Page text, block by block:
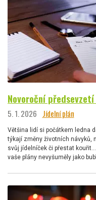
Novoroční
5. 1. 2026 Jídelní plán
Většina lidí si počátkem ledna
týkají změny životních návyků,
svůj jídelníček či přestat
vaše plány nevyšuměly jako